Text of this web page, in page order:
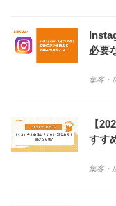
必要
集客・
【
すす
集客・